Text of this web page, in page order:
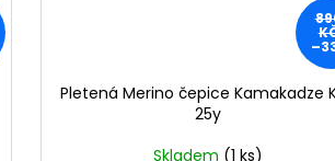
Pletená Merino čepice Kamakadze
25y
Skladem (1 ks)